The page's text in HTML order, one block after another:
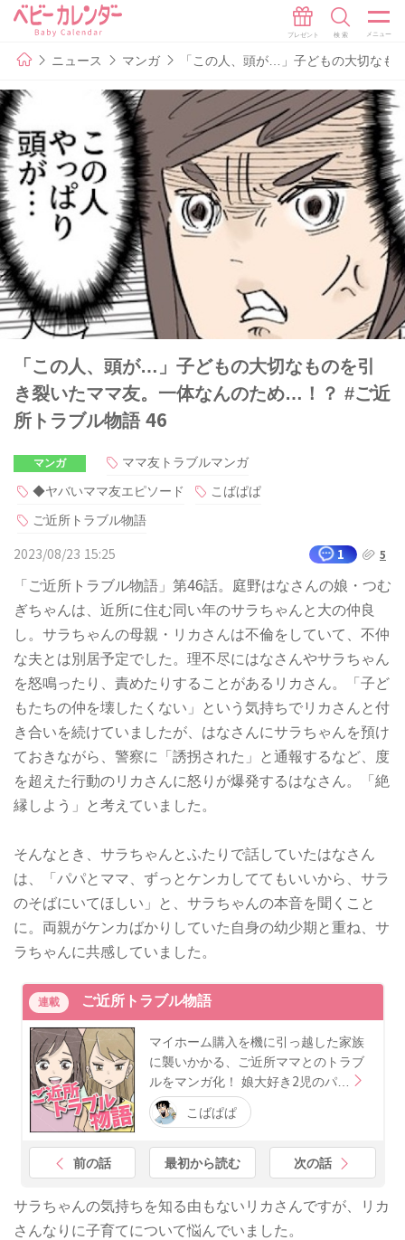
ニュース マンガ 「この人、頭が…」子どもの大切な
「この人、頭が…」子どもの大切なものを引
き裂いたママ友。一体なんのため…！？ #ご近
所トラブル物語 46
マンガ
ママ友トラブルマンガ
◆ヤバいママ友エピソード
こばぱぱ
ご近所トラブル物語
2023/08/23 15:25 1 5
「ご近所トラブル物語」第46話。庭野はなさんの娘・つむ
ぎちゃんは、近所に住む同い年のサラちゃんと大の仲良
し。サラちゃんの母親・リカさんは不倫をしていて、不仲
な夫とは別居予定でした。理不尽にはなさんやサラちゃん
を怒鳴ったり、責めたりすることがあるリカさん。「子ど
もたちの仲を壊したくない」という気持ちでリカさんと付
き合いを続けていましたが、はなさんにサラちゃんを預け
ておきながら、警察に「誘拐された」と通報するなど、度
を超えた行動のリカさんに怒りが爆発するはなさん。「絶
縁しよう」と考えていました。
そんなとき、サラちゃんとふたりで話していたはなさん
は、「パパとママ、ずっとケンカしててもいいから、サラ
のそばにいてほしい」と、サラちゃんの本音を聞くこと
に。両親がケンカばかりしていた自身の幼少期と重ね、サ
ラちゃんに共感していました。
連載 ご近所トラブル物語
マイホーム購入を機に引っ越した家族
に襲いかかる、ご近所ママとのトラブ
ルをマンガ化！ 娘大好き2児のパ…
こばぱぱ
前の話 最初から読む 次の話
サラちゃんの気持ちを知る由もないリカさんですが、リカ
さんなりに子育てについて悩んでいました。